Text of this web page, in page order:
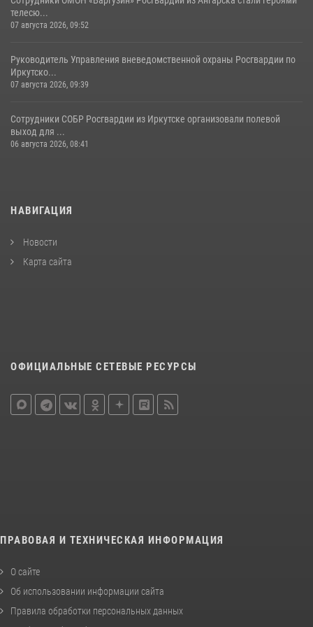
телесю...
07 августа 2026, 09:52
Руководитель Управления вневедомственной охраны Росгвардии по
Иркутско...
07 августа 2026, 09:39
Сотрудники СОБР Росгвардии из Иркутске организовали полевой
выход для ...
06 августа 2026, 08:41
НАВИГАЦИЯ
Новости
Карта сайта
ОФИЦИАЛЬНЫЕ СЕТЕВЫЕ РЕСУРСЫ
ПРАВОВАЯ И ТЕХНИЧЕСКАЯ ИНФОРМАЦИЯ
О сайте
Об использовании информации сайта
Правила обработки персональных данных